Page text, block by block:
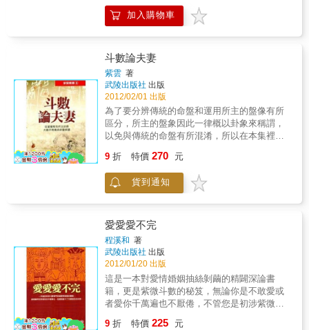
知識才能正確解盤。法雲居士用紫微命理的方
式帶領你一步步的精闢解盤，更幫你找出人生
加入購物車
斗數論夫妻
紫雲 著
武陵出版社 出版
2012/02/01 出版
為了要分辨傳統的命盤和運用所主的盤像有所
區分，所主的盤象因此一律概以卦象來稱謂，
以免與傳統的命盤有所混淆，所以在本集裡作
到命盤上註明有卦象兩字時，千萬不要視同傳
統的命盤。 作者所以敢大膽不用傳統命盤來解
讀命例，主要是在古賦文裡早就有此主張。另
答案必然究全相似。
9 折 特價 270 元
貨到通知
愛愛愛不完
程溪和 著
武陵出版社 出版
2012/01/20 出版
這是一本對愛情婚姻抽絲剝繭的精闢深論書
籍，更是紫微斗數的秘笈，無論你是不敢愛或
者愛你千萬遍也不厭倦，不管您是初涉紫微斗
9 折 特價 225 元